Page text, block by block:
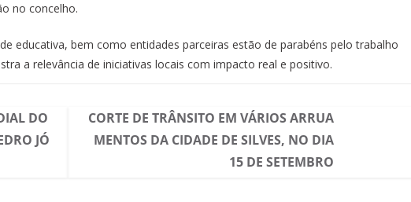
no concelho.
educativa, bem como entidades parceiras estão de parabéns pelo trabalho
a relevância de iniciativas locais com impacto real e positivo.
DO
JÓ
CORTE DE TRÂNSITO EM VÁRIOS ARRUA
MENTOS DA CIDADE DE SILVES, NO DIA
15 DE SETEMBRO